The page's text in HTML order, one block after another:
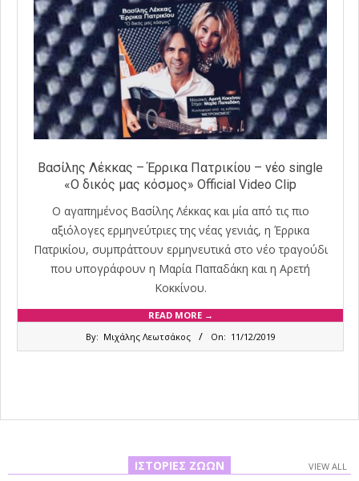
Βασίλης Λέκκας – Έρρικα Πατρικίου – νέο single
«Ο δικός μας κόσμος» Official Video Clip
Ο αγαπημένος Βασίλης Λέκκας και μία από τις πιο
αξιόλογες ερμηνεύτριες της νέας γενιάς, η Έρρικα
Πατρικίου, συμπράττουν ερμηνευτικά στο νέο τραγούδι
που υπογράφουν η Μαρία Παπαδάκη και η Αρετή
Κοκκίνου.
READ MORE →
By: Μιχάλης Λεωτσάκος On: 11/12/2019
ΙΣΤΟΡΊΕΣ ΖΏΩΝ VIEW ALL